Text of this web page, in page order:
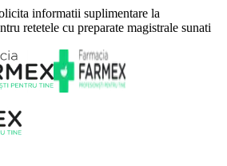
informatii suplimentare la
retetele cu preparate magistrale sunati